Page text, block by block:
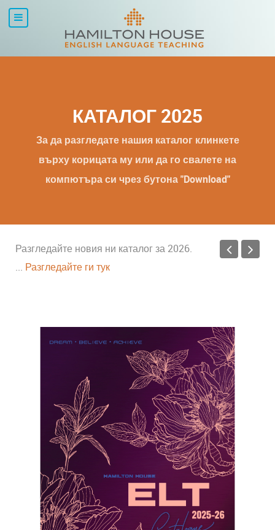
КАТАЛОГ 2025
За да разгледате нашия каталог клинкете
върху корицата му или да го свалете на
компютъра си чрез бутона "Download"
Разгледайте новия ни каталог за 2026.
... Разгледайте ги тук
Кеймбридж ? ... Свалете ги тук